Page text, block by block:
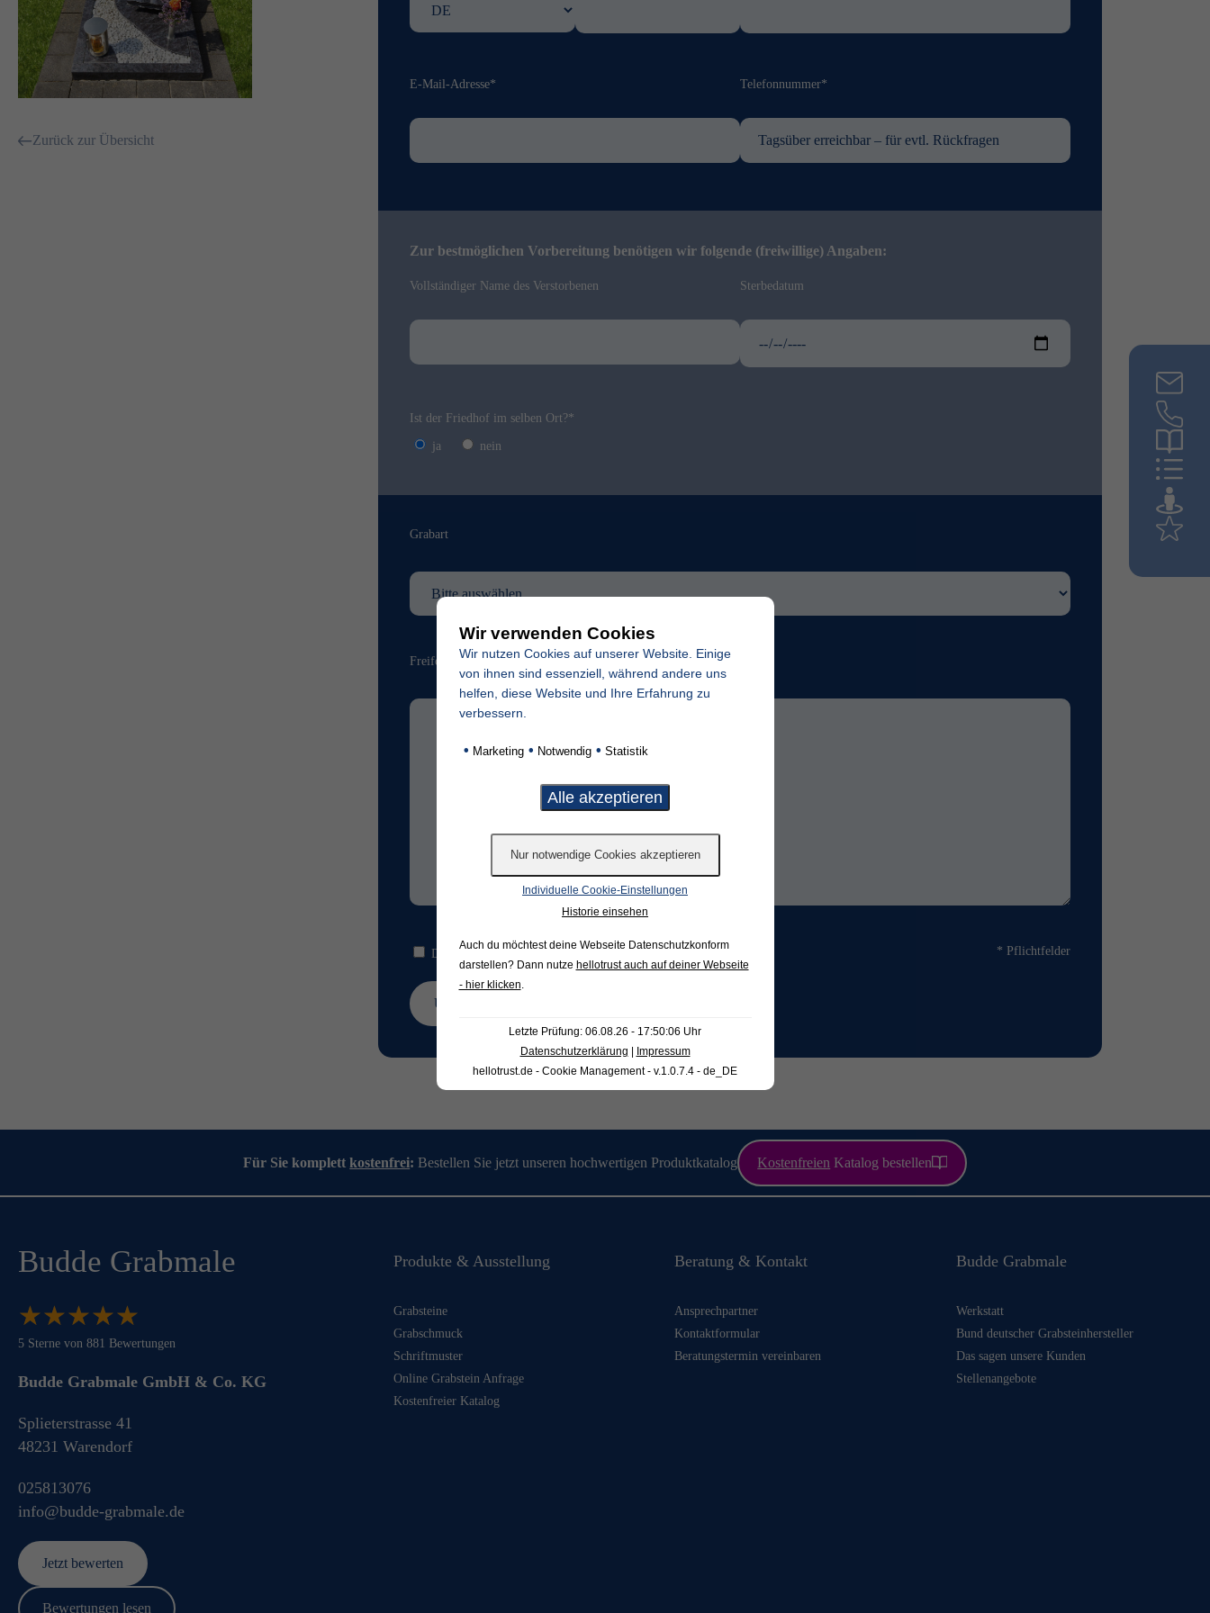
Zurück zur Übersicht
E-Mail-Adresse* Telefonnummer*
Zur bestmöglichen Vorbereitung benötigen wir folgende (freiwillige) Angaben:
Vollständiger Name des Verstorbenen Sterbedatum
Ist der Friedhof im selben Ort?*
ja nein
Grabart
Freifeld für evtl. Anmerkungen
Die Hinweise zum * Pflichtfelder
Für Sie komplettkostenfrei: Bestellen Sie jetzt unseren hochwertigen Produktkatalog Kostenfreien Katalog bestellen
Budde Grabmale
★★★★★
★★★★★
5 Sterne von 881 Bewertungen
Budde Grabmale GmbH & Co. KG
info@budde-grabmale.de
025813076
Splieterstrasse 41
48231 Warendorf
Jetzt bewerten
Bewertungen lesen
Produkte & Ausstellung
Grabsteine
Grabschmuck
Schriftmuster
Online Grabstein Anfrage
Kostenfreier Katalog
Beratung & Kontakt
Ansprechpartner
Kontaktformular
Beratungstermin vereinbaren
Budde Grabmale
Werkstatt
Bund deutscher Grabsteinhersteller
Das sagen unsere Kunden
Stellenangebote
Wir verwenden Cookies
Wir nutzen Cookies auf unserer Website. Einige
von ihnen sind essenziell, während andere uns
helfen, diese Website und Ihre Erfahrung zu
verbessern.
• Marketing • Notwendig • Statistik
Individuelle Cookie-Einstellungen
Historie einsehen
Auch du möchtest deine Webseite Datenschutzkonform
darstellen? Dann nutze hellotrust auch auf deiner Webseite
- hier klicken
Letzte Prüfung: 06.08.26 - 17:50:06 Uhr
Datenschutzerklärung | Impressum
hellotrust.de - Cookie Management - v.1.0.7.4 - de_DE